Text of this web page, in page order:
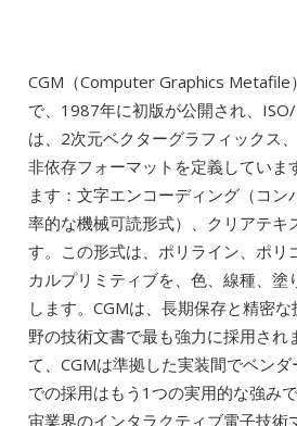
CGM（Computer Graphics Metafile
で、1987年に初版が公開され、
は、2次元ベクターグラフィックス
非依存フォーマットを定義してい
ます：文字エンコーディング（コ
率的な機械可読形式）、クリアテ
す。この形式は、ポリライン、ポリ
カルプリミティブを、色、線種、
します。CGMは、長期保存と精密
野の技術文書で最も強力に採用さ
て、CGMは準拠した実装間でベン
での採用はもう1つの実用的な強み
宙業界のインタラクティブ電子技術